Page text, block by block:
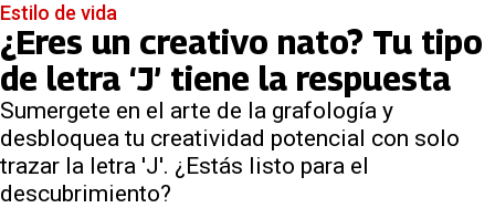
Estilo de vida
¿Eres un creativo nato? Tu tipo
de letra ‘J’ tiene la respuesta
Sumergete en el arte de la grafología y
desbloquea tu creatividad potencial con solo
trazar la letra 'J'. ¿Estás listo para el
descubrimiento?